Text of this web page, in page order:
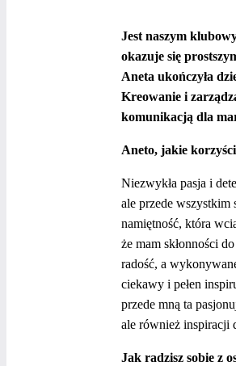
Jest naszym
okazuje się
Aneta ukończyła
Kreowanie i
komunikacją dla
Aneto, jakie
Niezwykła pasja i
ale przede wszystkim
namiętność, która
że mam skłonności
radość, a
ciekawy i pełen
przede mną ta
ale również inspiracji
Jak radzisz sobie z